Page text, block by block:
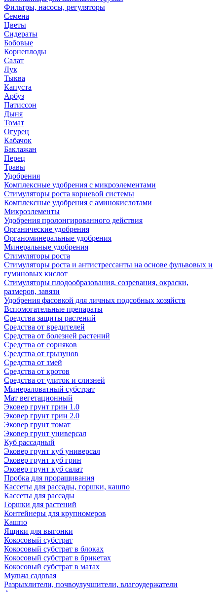
Фильтры, насосы, регуляторы
Семена
Цветы
Сидераты
Бобовые
Корнеплоды
Салат
Лук
Тыква
Капуста
Арбуз
Патиссон
Дыня
Томат
Огурец
Кабачок
Баклажан
Перец
Травы
Удобрения
Комплексные удобрения с микроэлементами
Стимуляторы роста корневой системы
Комплексные удобрения с аминокислотами
Микроэлементы
Удобрения пролонгированного действия
Органические удобрения
Органоминеральные удобрения
Минеральные удобрения
Стимуляторы роста
Стимуляторы роста и антистрессанты на основе фульвовых и
гуминовых кислот
Стимуляторы плодообразования, созревания, окраски,
размеров, завязи
Удобрения фасовкой для личных подсобных хозяйств
Вспомогательные препараты
Средства защиты растений
Средства от вредителей
Средства от болезней растений
Средства от сорняков
Средства от грызунов
Средства от змей
Средства от кротов
Средства от улиток и слизней
Минераловатный субстрат
Мат вегетационный
Эковер грунт грин 1.0
Эковер грунт грин 2.0
Эковер грунт томат
Эковер грунт универсал
Куб рассадный
Эковер грунт куб универсал
Эковер грунт куб грин
Эковер грунт куб салат
Пробка для проращивания
Кассеты для рассады, горшки, кашпо
Кассеты для рассады
Горшки для растений
Контейнеры для крупномеров
Кашпо
Ящики для выгонки
Кокосовый субстрат
Кокосовый субстрат в блоках
Кокосовый субстрат в брикетах
Кокосовый субстрат в матах
Мульча садовая
Разрыхлители, почвоулучшители, влагоудержатели